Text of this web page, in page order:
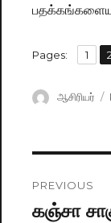
Pages: 1 ,
Author
ஆசிரியர்
PREVIOUS
Previous
கஞ்சா